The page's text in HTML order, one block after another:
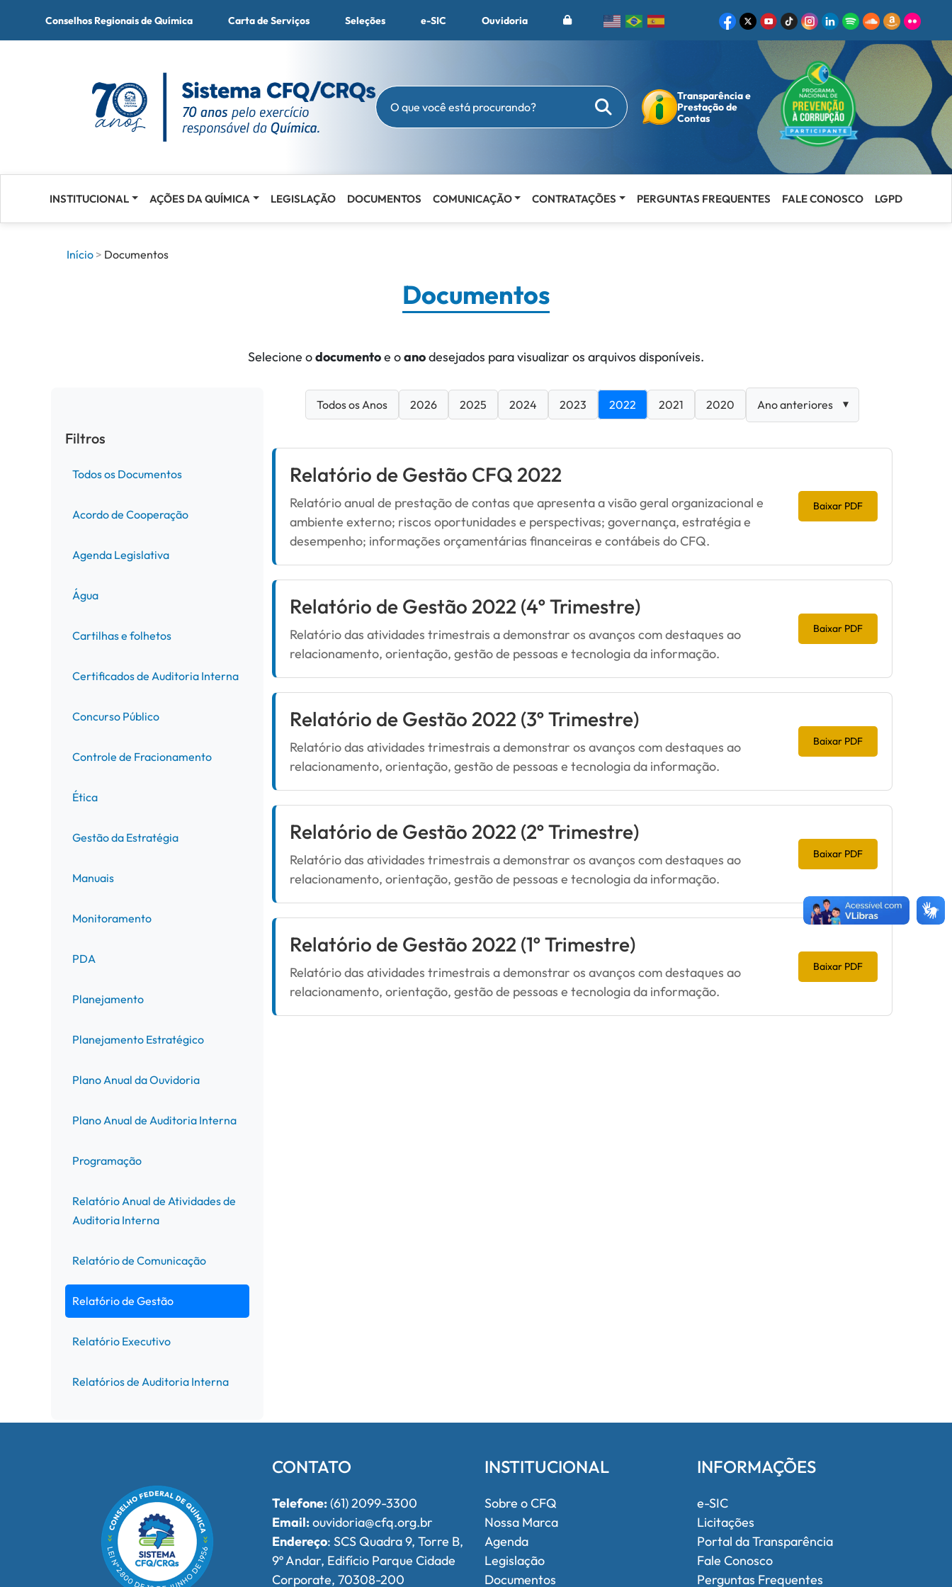
Conselhos Regionais de Química Carta de Serviços Seleções e-SIC Ouvidoria
O que você está procurando? Buscar
Transparência e
Prestação de
Contas
INSTITUCIONAL AÇÕES DA QUÍMICA LEGISLAÇÃO DOCUMENTOS COMUNICAÇÃO CONTRATAÇÕES PERGUNTAS FREQUENTES FALE CONOSCO LGPD
o
Início Documentos
Documentos
Selecione odocumentoe oanodesejados para visualizar os arquivos disponíveis.
Filtros
Todos os Documentos
Acordo de Cooperação
Agenda Legislativa
Água
Cartilhas e folhetos
Certificados de Auditoria Interna
Concurso Público
Controle de Fracionamento
Ética
Gestão da Estratégia
Manuais
Monitoramento
PDA
Planejamento
Planejamento Estratégico
Plano Anual da Ouvidoria
Plano Anual de Auditoria Interna
Programação
Relatório Anual de Atividades de
Auditoria Interna
Relatório de Comunicação
Relatório de Gestão
Relatório Executivo
Relatórios de Auditoria Interna
Todos os Anos 2026 2025 2024 2023 2022 2021 2020
Relatório de Gestão CFQ 2022
Relatório anual de prestação de contas que apresenta a visão geral organizacional e
ambiente externo; riscos oportunidades e perspectivas; governança, estratégia e
desempenho; informações orçamentárias financeiras e contábeis do CFQ.
Baixar PDF
Relatório de Gestão 2022 (4º Trimestre)
Relatório das atividades trimestrais a demonstrar os avanços com destaques ao
relacionamento, orientação, gestão de pessoas e tecnologia da informação.
Baixar PDF
Relatório de Gestão 2022 (3º Trimestre)
Relatório das atividades trimestrais a demonstrar os avanços com destaques ao
relacionamento, orientação, gestão de pessoas e tecnologia da informação.
Baixar PDF
Relatório de Gestão 2022 (2º Trimestre)
Relatório das atividades trimestrais a demonstrar os avanços com destaques ao
relacionamento, orientação, gestão de pessoas e tecnologia da informação.
Baixar PDF
Relatório de Gestão 2022 (1º Trimestre)
Relatório das atividades trimestrais a demonstrar os avanços com destaques ao
relacionamento, orientação, gestão de pessoas e tecnologia da informação.
Baixar PDF
CONTATO
Telefone:(61) 2099-3300
Email:ouvidoria@cfq.org.br
Endereço: SCS Quadra 9, Torre B,
9º Andar, Edifício Parque Cidade
Corporate, 70308-200
INSTITUCIONAL
Sobre o CFQ
Nossa Marca
Agenda
Legislação
Documentos
INFORMAÇÕES
e-SIC
Licitações
Portal da Transparência
Fale Conosco
Perguntas Frequentes